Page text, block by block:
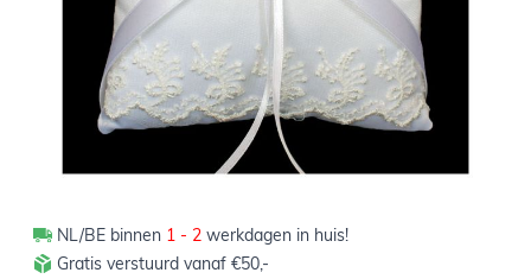
NL/BE binnen 1 - 2 werkdagen in huis!
Gratis verstuurd vanaf €50,-